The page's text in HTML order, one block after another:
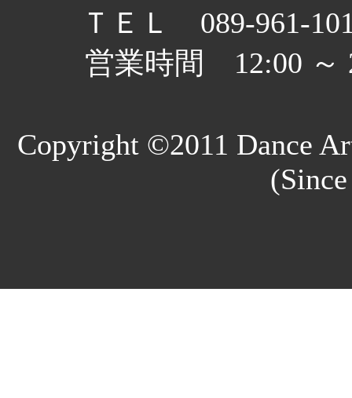
ＴＥＬ 089-961-
営業時間 12:00
Copyright ©2011 Dance